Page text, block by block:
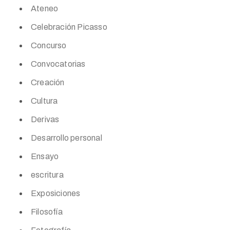
Ateneo
Celebración Picasso
Concurso
Convocatorias
Creación
Cultura
Derivas
Desarrollo personal
Ensayo
escritura
Exposiciones
Filosofía